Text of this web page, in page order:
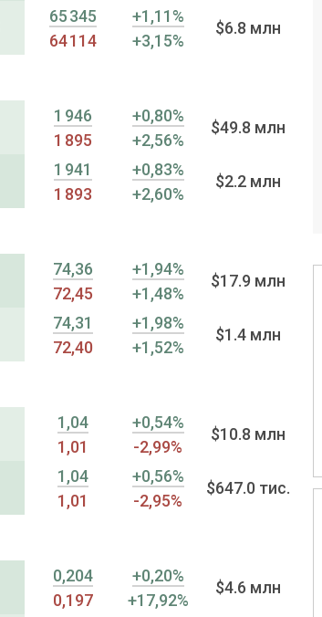
65 345
64 114
+1,11%
+3,15%
$6.8 млн
1 946
1 895
+0,80%
+2,56%
$49.8 млн
1 941
1 893
+0,83%
+2,60%
$2.2 млн
74,36
72,45
+1,94%
+1,48%
$17.9 млн
74,31
72,40
+1,98%
+1,52%
$1.4 млн
1,04
1,01
+0,54%
-2,99%
$10.8 млн
1,04
1,01
+0,56%
-2,95%
$647.0 тис.
0,204
0,197
+0,20%
+17,92%
$4.6 млн